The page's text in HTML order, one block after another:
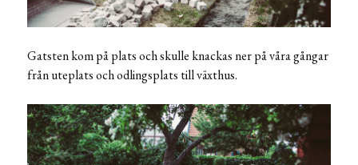
Gatsten kom på plats och skulle knackas ner på våra gångar
från uteplats och odlingsplats till växthus.